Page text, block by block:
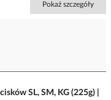
Pokaż szczegóły
SL, SM, KG (225g) |